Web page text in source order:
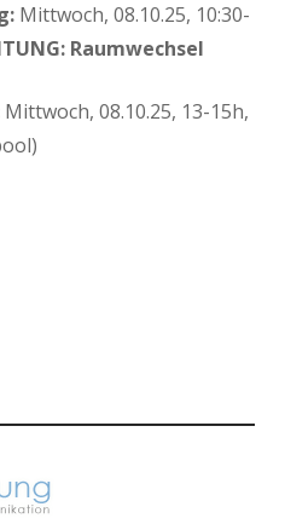
Mittwoch, 08.10.25, 10:30-
Raumwechsel
Mittwoch, 08.10.25, 13-15h,